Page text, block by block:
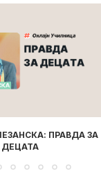
ЗА ДЕЦА:
ГО ОДБЕРЕТЕ...